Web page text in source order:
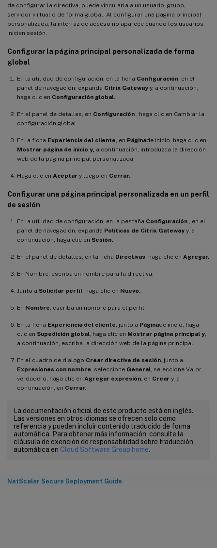
de configurar la directiva, puede vincularla a un usuario, grupo,
servidor virtual o de forma global. Al configurar una página principal
personalizada, la interfaz de acceso no aparece cuando los usuarios
inician sesión.
Configurar la página principal personalizada de forma
global
En la utilidad de configuración, en la ficha Configuración , en el
panel de navegación, expanda Citrix Gateway y, a continuación,
haga clic en Configuración global.
En el panel de detalles, en Configuración , haga clic en Cambiar la
configuración global.
En la ficha Experiencia del cliente , en Páginade inicio, haga clic en
Mostrar página de inicio y, a continuación, introduzca la dirección
web de la página principal personalizada.
Haga clic en Aceptar y luego en Cerrar.
Configurar una página principal personalizada en un perfil
de sesión
En la utilidad de configuración, en la pestaña Configuración , en el
panel de navegación, expanda Políticas de Citrix Gateway y, a
continuación, haga clic en Sesión.
En el panel de detalles, en la ficha Directivas , haga clic en Agregar.
En Nombre, escriba un nombre para la directiva.
Junto a Solicitar perfil , haga clic en Nuevo.
En Nombre , escriba un nombre para el perfil.
En la ficha Experiencia del cliente , junto a Páginade inicio, haga
clic en Supedición global , haga clic en Mostrar página principal y,
a continuación, escriba la dirección web de la página principal.
En el cuadro de diálogo Crear directiva de sesión , junto a
Expresiones con nombre , seleccione General , seleccione Valor
verdadero, haga clic en Agregar expresión , en Crear y, a
continuación, en Cerrar.
La documentación oficial de este producto está en inglés.
Las versiones en otros idiomas se ofrecen solo como
referencia y pueden incluir contenido traducido de forma
automática. Para obtener más información, consulte la
cláusula de exención de responsabilidad sobre traducción
automática en Cloud Software Group home.
NetScaler Secure Deployment Guide